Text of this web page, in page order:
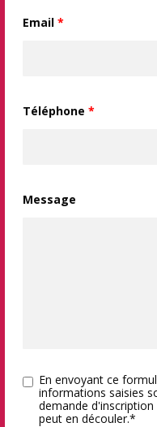
Email *
Téléphone *
Message
En envoyant ce
informations saisies
demande
peut en découler.*